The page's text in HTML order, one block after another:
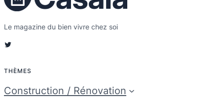
Le magazine du bien vivre chez soi
Twitter
THÈMES
Construction / Rénovation